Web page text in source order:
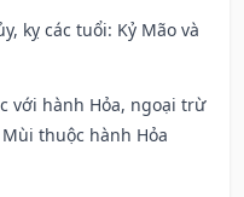
kỵ các tuổi: Kỷ Mão và
với hành Hỏa, ngoại trừ
thuộc hành Hỏa